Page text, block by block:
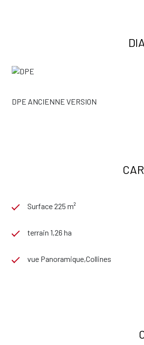
DPE ANCIENNE VERSION
Surface 225 m²
terrain 1,26 ha
vue Panoramique,Collines